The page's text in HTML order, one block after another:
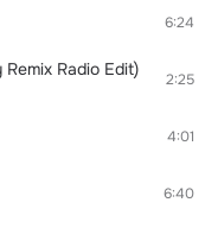
6:24
Radio Edit) 2:25
4:01
6:40